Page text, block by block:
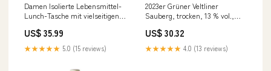
Damen Isolierte Lebensmittel-
Lunch-Tasche mit vielseitigen
US$ 35.99
★★★★★ 5.0 (15 reviews)
2023er Grüner Veltliner
Sauberg, trocken, 13 % vol.,
sub-nordafrika-und-orient
US$ 30.32
★★★★★ 4.0 (13 reviews)